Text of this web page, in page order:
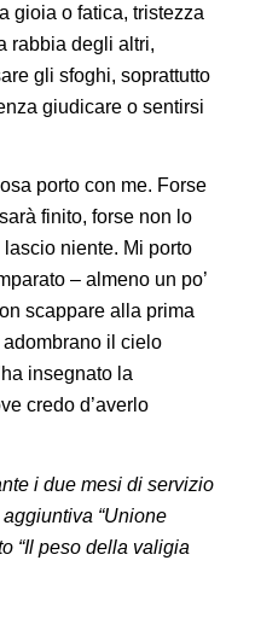
gioia o fatica, tristezza
rabbia degli altri,
gli sfoghi, soprattutto
giudicare o sentirsi
porto con me. Forse
finito, forse non lo
niente. Mi porto
– almeno un po’
scappare alla prima
il cielo
insegnato la
credo d’averlo
i due mesi di servizio
“Unione
“Il peso della valigia